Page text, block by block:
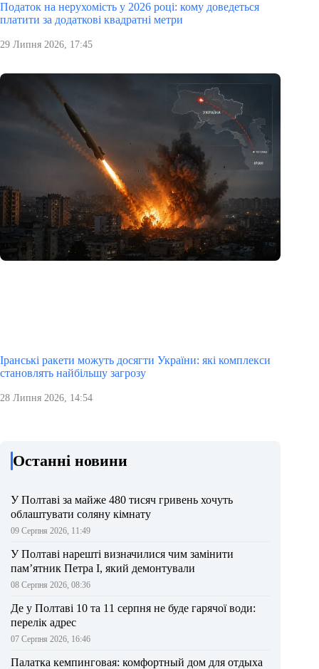
Податок на нерухомість у 2026 році: кому доведеться
платити за додаткові квадратні метри
29 Липня 2026, 17:45
Іранські ракети можуть досягти України: які комплекси
становлять найбільшу загрозу
28 Липня 2026, 14:54
Останні новини
У Полтаві за майже 480 тисяч гривень хочуть
облаштувати соляну кімнату
09 Серпня 2026, 11:49
У Полтаві нарешті визначилися чим замінити
пам’ятник Петра І, який демонтували
08 Серпня 2026, 08:36
Де у Полтаві 10 та 11 серпня не буде гарячої води:
перелік адрес
07 Серпня 2026, 16:46
Палатка кемпинговая: комфортный дом для отдыха